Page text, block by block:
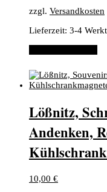
zzgl. Versandkosten
Lieferzeit: 3-4
Lößnitz,
Andenken,
10,00 €